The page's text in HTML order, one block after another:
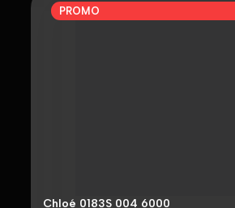
PROMO
Chloé 0183S 004 6000